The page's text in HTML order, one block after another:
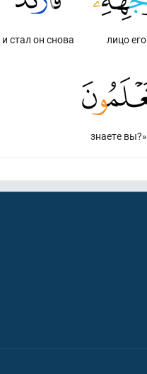
лицо его
и стал он снова
знаете вы?»